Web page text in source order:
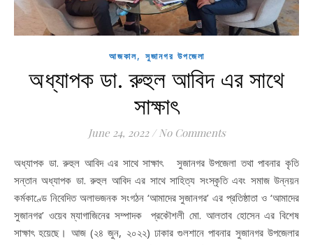
আজকাল, সুজানগর উপজেলা
অধ্যাপক ডা. রুহুল আবিদ এর সাথে
সাক্ষাৎ
June 24, 2022 / No Comments
অধ্যাপক ডা. রুহুল আবিদ এর সাথে সাক্ষাৎ সুজানগর উপজেলা তথা পাবনার কৃতি
সন্তান অধ্যাপক ডা. রুহুল আবিদ এর সাথে সাহিত্য সংস্কৃতি এবং সমাজ উন্নয়ন
কর্মকাণ্ডে নিবেদিত অলাভজনক সংগঠন ‘আমাদের সুজানগর’ এর প্রতিষ্ঠাতা ও ‘আমাদের
সুজানগর’ ওয়েব ম্যাগাজিনের সম্পাদক প্রকৌশলী মো. আলতাব হোসেন এর বিশেষ
সাক্ষাৎ হয়েছে। আজ (২৪ জুন, ২০২২) ঢাকার গুলশানে পাবনার সুজানগর উপজেলার